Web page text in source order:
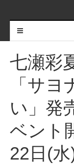
七瀬彩
「サ
い」発
ベント
22日(水